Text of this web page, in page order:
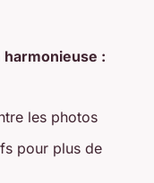
:
les photos
pour plus de